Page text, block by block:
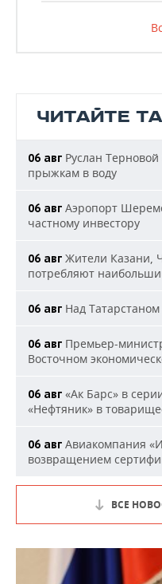
ЧИТАЙТЕ
06 авг Руслан
прыжкам в воду
06 авг Аэропорт
частному инвестору
06 авг Жители Казани,
потребляют
06 авг Над
06 авг Премьер-
Восточном
06 авг «Ак Барс» в
«Нефтяник» в
06 авг Авиакомпания
возвращением
ВСЕ